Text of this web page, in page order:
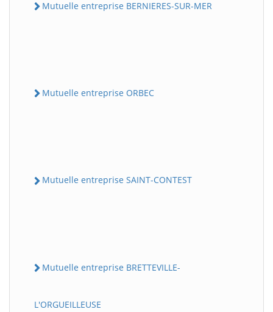
Mutuelle entreprise BERNIERES-SUR-MER
Mutuelle entreprise ORBEC
Mutuelle entreprise SAINT-CONTEST
Mutuelle entreprise BRETTEVILLE-
L'ORGUEILLEUSE